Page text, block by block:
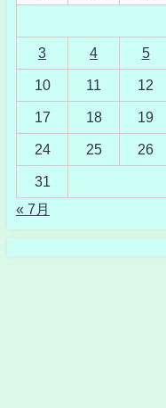
3 4 5
10 11 12
17 18 19
24 25 26
31
« 7月